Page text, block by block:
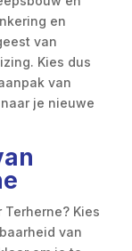
en
van
Kies dus
van
je nieuwe
Kies
van